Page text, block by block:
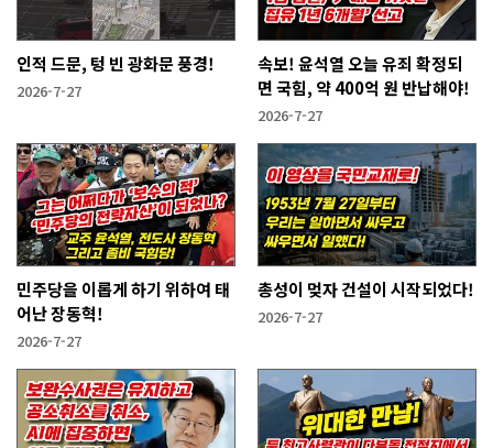
인적 드문, 텅 빈 광화문 풍경!
2026-7-27
속보! 윤석열 오늘 유죄 확정되
면 국힘, 약 400억 원 반납해야!
2026-7-27
민주당을 이롭게 하기 위하여 태
어난 장동혁!
2026-7-27
총성이 멎자 건설이 시작되었다!
2026-7-27